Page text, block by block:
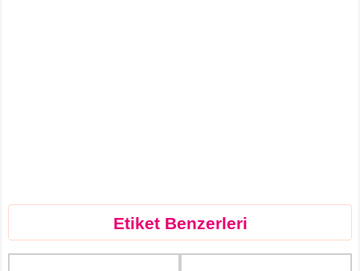
Etiket Benzerleri